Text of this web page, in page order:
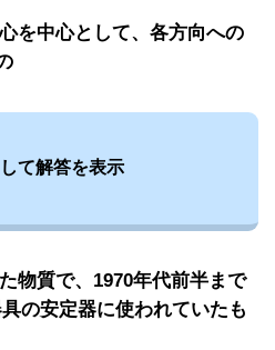
を中心として、各方向への
て解答を表示
物質で、1970年代前半まで
の安定器に使われていたも